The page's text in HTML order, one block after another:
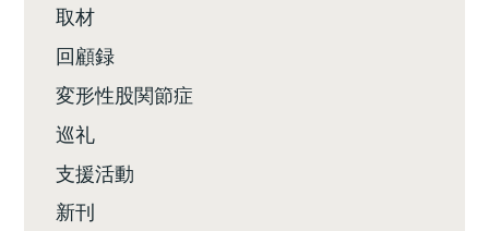
取材
回顧録
変形性股関節症
巡礼
支援活動
新刊